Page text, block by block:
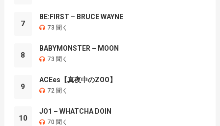
7
BE:FIRST – BRUCE WAYNE
73 聞く
8
BABYMONSTER – MOON
73 聞く
9
ACEes【真夜中のZOO】
72 聞く
10
JO1 – WHATCHA DOIN
70 聞く